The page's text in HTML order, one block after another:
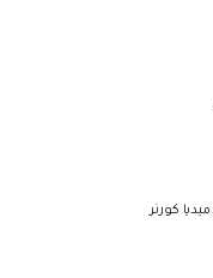
ميديا كورنر